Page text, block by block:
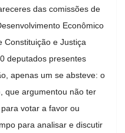
das comissões de
Econômico
Constituição e Justiça
deputados presentes
apenas um se absteve: o
que argumentou não ter
votar a favor ou
para analisar e discutir